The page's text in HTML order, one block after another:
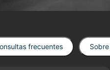
frecuentes